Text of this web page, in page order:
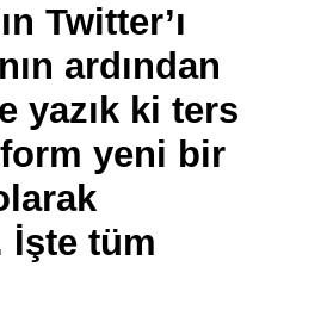
Twitter’ı
ardından
yazık ki ters
yeni bir
tüm